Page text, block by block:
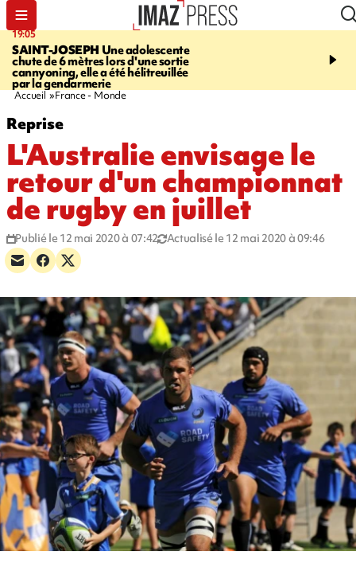
19:05
SAINT-JOSEPH Une adolescente
chute de 6 mètres lors d'une sortie
cannyoning, elle a été hélitreuillée
par la gendarmerie
20:44
rouée de coups,
Accueil France - Monde
Reprise
L'Australie envisage le
retour d'un championnat
de rugby en juillet
Publié le 12 mai 2020 à 07:42 Actualisé le 12 mai 2020 à 09:46